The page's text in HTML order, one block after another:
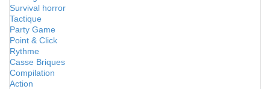
Survival horror
Tactique
Party Game
Point & Click
Rythme
Casse Briques
Compilation
Action